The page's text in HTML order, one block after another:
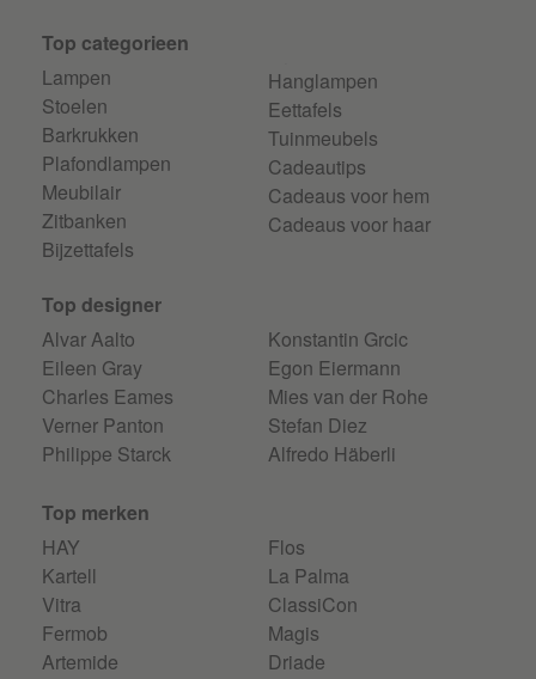
Top categorieen
Lampen
Stoelen
Barkrukken
Plafondlampen
Meubilair
Zitbanken
Bijzettafels
Hanglampen
Eettafels
Tuinmeubels
Cadeautips
Cadeaus voor hem
Cadeaus voor haar
Top designer
Alvar Aalto
Eileen Gray
Charles Eames
Verner Panton
Philippe Starck
Konstantin Grcic
Egon Eiermann
Mies van der Rohe
Stefan Diez
Alfredo Häberli
Top merken
HAY
Kartell
Vitra
Fermob
Artemide
Flos
La Palma
ClassiCon
Magis
Driade